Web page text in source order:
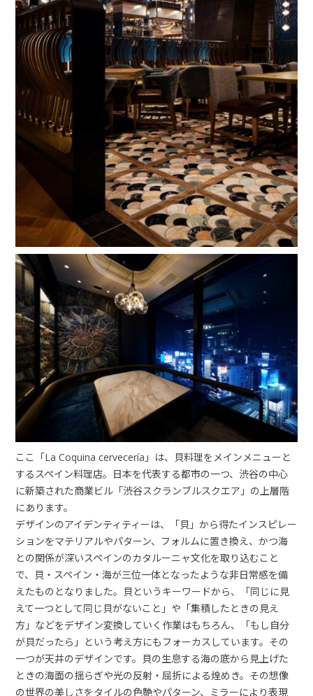
ここ「La Coquina cervecería」は、貝料理をメインメニューと
するスペイン料理店。日本を代表する都市の一つ、渋谷の中心
に新築された商業ビル「渋谷スクランブルスクエア」の上層階
にあります。
デザインのアイデンティティーは、「貝」から得たインスピレー
ションをマテリアルやパターン、フォルムに置き換え、かつ海
との関係が深いスペインのカタルーニャ文化を取り込むこと
で、貝・スペイン・海が三位一体となったような非日常感を備
えたものとなりました。貝というキーワードから、「同じに見
えて一つとして同じ貝がないこと」や「集積したときの見え
方」などをデザイン変換していく作業はもちろん、「もし自分
が貝だったら」という考え方にもフォーカスしています。その
一つが天井のデザインです。貝の生息する海の底から見上げた
ときの海面の揺らぎや光の反射・屈折による煌めき。その想像
の世界の美しさをタイルの色艶やパターン、ミラーにより表現